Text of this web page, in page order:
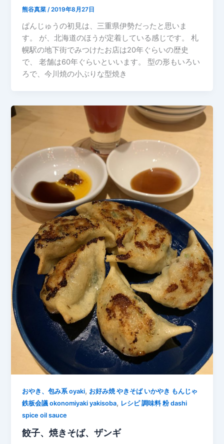
熊谷真菜/2019年8月27日
ぱんじゅうの初見は、三重県伊勢だったと思いま
す。 が、北海道のほうが定着している感じです。 札
幌駅の地下街でみつけたお店は20年ぐらいの歴史
で、 老舗は60年ぐらいといいます。 型の形もいろい
ろで、今川焼の小ぶりな型焼き
おやき、包み系 oyaki, お好み焼 やきそば いかやき もんじゃ
鉄板会議 okonomiyaki yakisoba, レシピ 調味料 粉 dashi
spice oil sauce
餃子、焼きそば、ザンギ